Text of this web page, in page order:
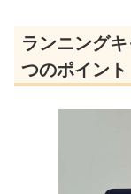
ランニング
つのポイント